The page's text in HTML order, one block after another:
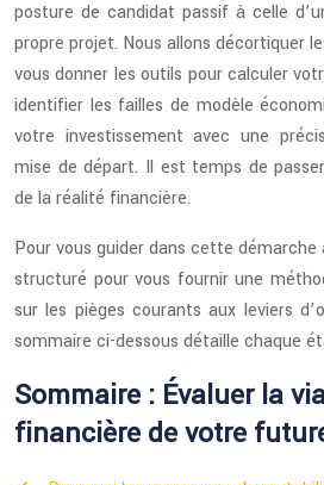
posture de candidat passif à celle
propre projet. Nous allons décortiquer
vous donner les outils pour calculer
identifier les failles de modèle
votre investissement avec une
mise de départ. Il est temps de
de la réalité financière.
Pour vous guider dans cette
structuré pour vous fournir une
sur les pièges courants aux leviers
sommaire ci-dessous détaille chaque
Sommaire : Évaluer la
financière de votre